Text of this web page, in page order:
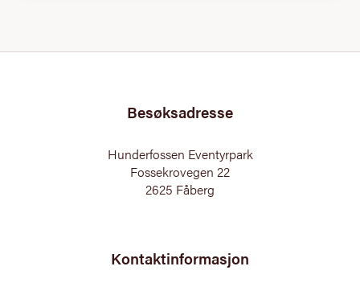
Besøksadresse
Hunderfossen Eventyrpark
Fossekrovegen 22
2625 Fåberg
Kontaktinformasjon